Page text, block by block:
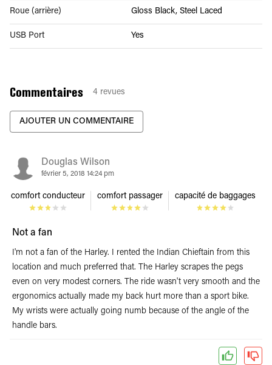
Roue (arrière) Gloss Black, Steel Laced
USB Port Yes
Commentaires 4 revues
AJOUTER UN COMMENTAIRE
Douglas Wilson
février 5, 2018 14:24 pm
comfort conducteur comfort passager capacité de baggages
Not a fan
I'm not a fan of the Harley. I rented the Indian Chieftain from this
location and much preferred that. The Harley scrapes the pegs
even on very modest corners. The ride wasn't very smooth and the
ergonomics actually made my back hurt more than a sport bike.
My wrists were actually going numb because of the angle of the
handle bars.